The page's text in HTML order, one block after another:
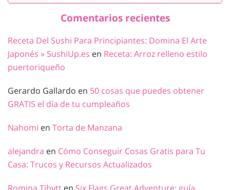
Comentarios recientes
Receta Del Sushi Para Principiantes: Domina El Arte
Japonés » SushiUp.es en Receta: Arroz relleno estilo
puertoriqueño
Gerardo Gallardo en 50 cosas que puedes obtener
GRATIS el día de tu cumpleaños
Nahomi en Torta de Manzana
alejandra en Cómo Conseguir Cosas Gratis para Tu
Casa: Trucos y Recursos Actualizados